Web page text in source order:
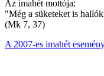
Az imahét mottója:
"Még a süketeket is
(Mk 7, 37)
A 2007-es imahét